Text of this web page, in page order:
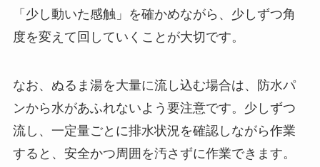
「少し動いた感触」を確かめながら、少しずつ角
度を変えて回していくことが大切です。
なお、ぬるま湯を大量に流し込む場合は、防水パ
ンから水があふれないよう要注意です。少しずつ
流し、一定量ごとに排水状況を確認しながら作業
すると、安全かつ周囲を汚さずに作業できます。